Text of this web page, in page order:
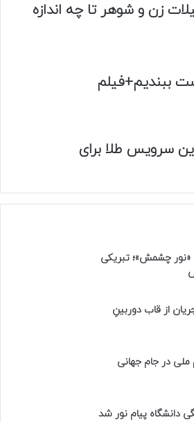
زن و شوهر تا چه اندازه
ببندیم+فیلم
سرویس طلا برای
«نور چشمش»؛ تبریکی
از قاب دوربینِ
ملی در جام جهانی
دانشگاه پیام نور شد